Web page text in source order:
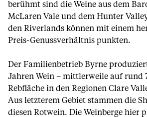
berühmt sind die Weine aus dem
McLaren Vale und dem Hunter
den Riverlands können mit einem
Preis-Genussverhältnis punkten.
Der Familienbetrieb Byrne
Jahren Wein – mittlerweile auf rund
Rebfläche in den Regionen Clare
Aus letzterem Gebiet stammen die
diesen Rotwein. Die Weinberge hier